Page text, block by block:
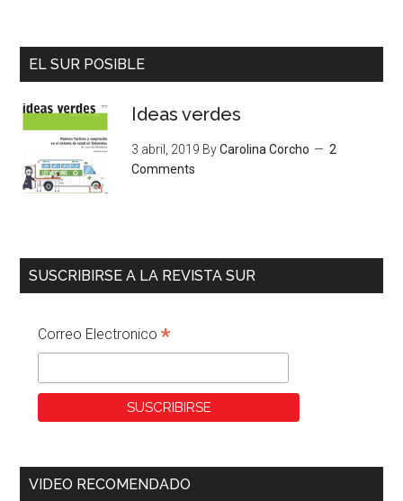
EL SUR POSIBLE
Ideas verdes
3 abril, 2019 ByCarolina Corcho
2
Comments
SUSCRIBIRSE A LA REVISTA SUR
Correo Electronico*
VIDEO RECOMENDADO